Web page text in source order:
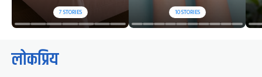
7STORIES 10STORIES
लोकप्रिय